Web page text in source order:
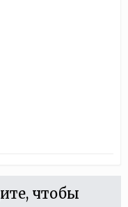
чтобы